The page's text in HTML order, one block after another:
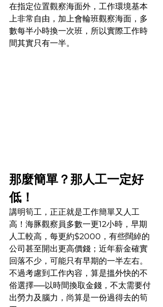
在指定位置觀察海面外，工作環境基本
上非常自由，加上會輪班觀察海面，多
數每半小時換一次班，所以實際工作時
間其實只有一半。
那麼簡單？那人工一定好
低！
講明筍工，正正就是工作簡單又人工
高！海豚觀察員多數一更12小時，早期
人工較高，每更約$2000，有些闊綽的
公司甚至開出更高價錢；近年薪金確實
回落不少，可能只有早期的一半左右。
不過考慮到工作內容，算是搵外快的不
俗選擇──以時間換取金錢，不太需要付
出勞力及腦力，尚算是一份過得去的筍